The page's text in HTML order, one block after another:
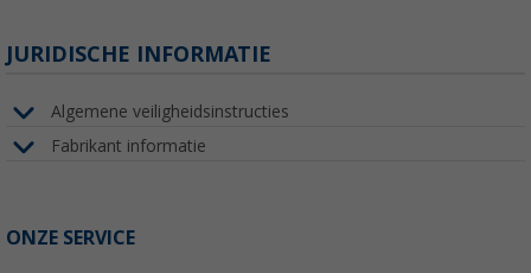
JURIDISCHE INFORMATIE
Algemene veiligheidsinstructies
Fabrikant informatie
ONZE SERVICE